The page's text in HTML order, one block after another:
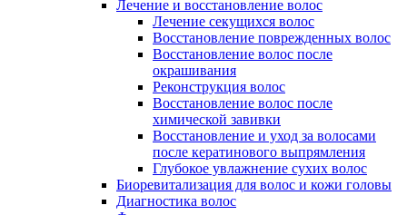
Лечение и восстановление волос
Лечение секущихся волос
Восстановление поврежденных волос
Восстановление волос после
окрашивания
Реконструкция волос
Восстановление волос после
химической завивки
Восстановление и уход за волосами
после кератинового выпрямления
Глубокое увлажнение сухих волос
Биоревитализация для волос и кожи головы
Диагностика волос